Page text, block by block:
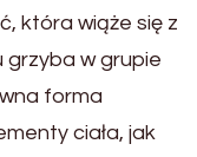
która wiąże się z
w grupie
forma
ciała, jak